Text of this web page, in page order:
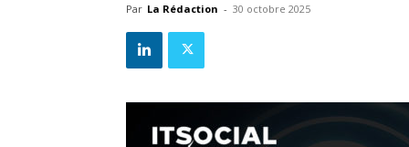
Par La Rédaction - 30 octobre 2025